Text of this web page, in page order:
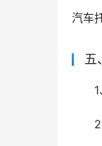
汽车
五